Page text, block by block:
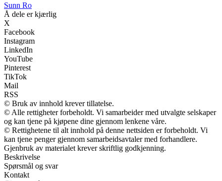
Sunn Ro
Å dele er kjærlig
X
Facebook
Instagram
LinkedIn
YouTube
Pinterest
TikTok
Mail
RSS
© Bruk av innhold krever tillatelse.
© Alle rettigheter forbeholdt. Vi samarbeider med utvalgte selskaper
og kan tjene på kjøpene dine gjennom lenkene våre.
© Rettighetene til alt innhold på denne nettsiden er forbeholdt. Vi
kan tjene penger gjennom samarbeidsavtaler med forhandlere.
Gjenbruk av materialet krever skriftlig godkjenning.
Beskrivelse
Spørsmål og svar
Kontakt